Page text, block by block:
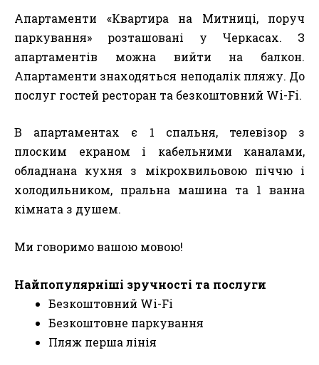
Апартаменти «Квартира на Митниці, поруч
паркування» розташовані у Черкасах. З
апартаментів можна вийти на балкон.
Апартаменти знаходяться неподалік пляжу. До
послуг гостей ресторан та безкоштовний Wi-Fi.
В апартаментах є 1 спальня, телевізор з
плоским екраном і кабельними каналами,
обладнана кухня з мікрохвильовою піччю і
холодильником, пральна машина та 1 ванна
кімната з душем.
Ми говоримо вашою мовою!
Найпопулярніші зручності та послуги
Безкоштовний Wi-Fi
Безкоштовне паркування
Пляж перша лінія